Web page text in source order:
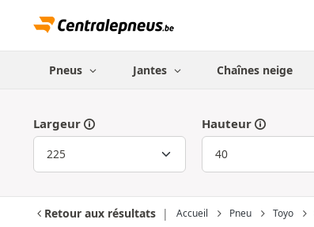
Pneus Jantes Chaînes neige
Largeur Hauteur
Retour aux résultats Accueil Pneu Toyo